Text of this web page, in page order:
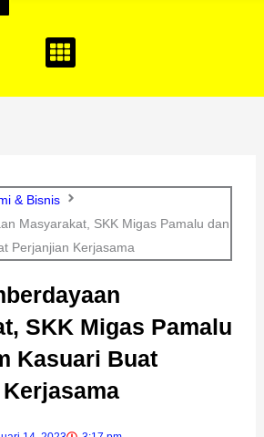
& Bisnis
Masyarakat, SKK Migas Pamalu dan
Perjanjian Kerjasama
SKK Migas Pamalu
Kasuari Buat